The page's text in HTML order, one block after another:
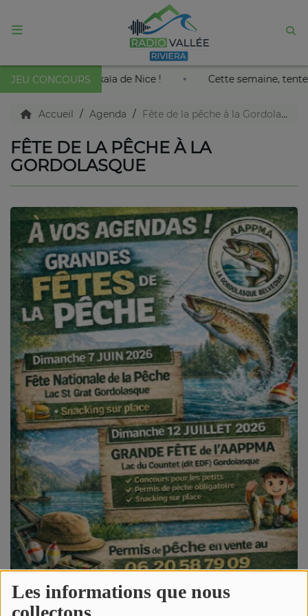
Les informations que nous
JEU CONCOURS
le roi soleil au Palais Nikaïa de Nice ! Cette
ACCUEIL
Agenda
Emissions
Diffusions
Podcasts
Jeu concours
Contactez-nous
Se connecter
Accueil Agenda Fête de la pêche à la Gordolasque
FÊTE DE LA PÊCHE À LA
GORDOLASQUE